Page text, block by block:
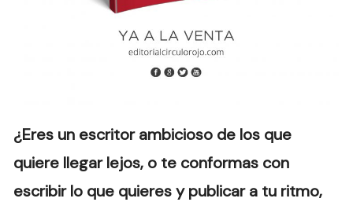
¿Eres un escritor ambicioso de los que
quiere llegar lejos, o te conformas con
escribir lo que quieres y publicar a tu ritmo,